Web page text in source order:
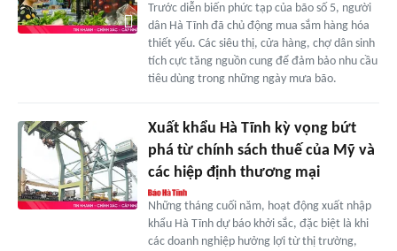
Trước diễn biến phức tạp của bão số 5, người
dân Hà Tĩnh đã chủ động mua sắm hàng hóa
thiết yếu. Các siêu thị, cửa hàng, chợ dân sinh
tích cực tăng nguồn cung để đảm bảo nhu cầu
tiêu dùng trong những ngày mưa bão.
Xuất khẩu Hà Tĩnh kỳ vọng bứt
phá từ chính sách thuế của Mỹ và
các hiệp định thương mại
Những tháng cuối năm, hoạt động xuất nhập
khẩu Hà Tĩnh dự báo khởi sắc, đặc biệt là khi
các doanh nghiệp hưởng lợi từ thị trường,